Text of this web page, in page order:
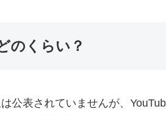
のくらい？
公表されていませんが、